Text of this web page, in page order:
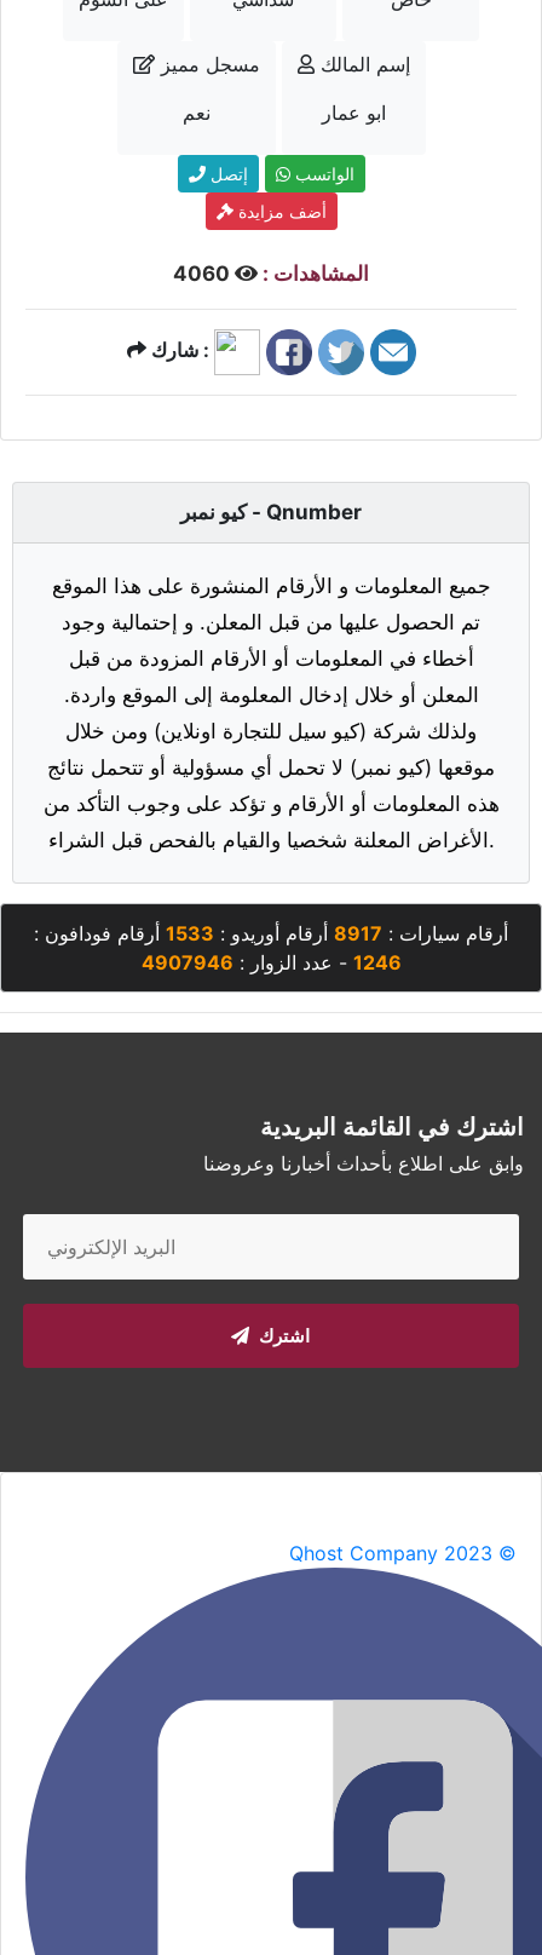
مسجل مميز
نعم
إسم المالك
ابو عمار
إتصل
الواتسب
أضف مزايدة
المشاهدات :
شارك :
كيو نمبر - Qnumber
جميع المعلومات و الأرقام المنشورة على هذا الموقع
تم الحصول عليها من قبل المعلن. و إحتمالية وجود
أخطاء في المعلومات أو الأرقام المزودة من قبل
المعلن أو خلال إدخال المعلومة إلى الموقع واردة.
ولذلك شركة (كيو سيل للتجارة اونلاين) ومن خلال
موقعها (كيو نمبر) لا تحمل أي مسؤولية أو تتحمل نتائج
هذه المعلومات أو الأرقام و تؤكد على وجوب التأكد من
الأغراض المعلنة شخصيا والقيام بالفحص قبل الشراء.
أرقام سيارات : 8917 أرقام أوريدو : 1533 أرقام فودافون :
1246 - عدد الزوار : 4907946
اشترك في القائمة البريدية
وابق على اطلاع بأحداث أخبارنا وعروضنا
اشترك
Qhost Company 2023 ©